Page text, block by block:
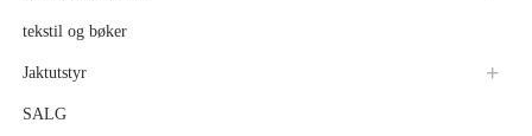
tekstil og bøker
Jaktutstyr
SALG